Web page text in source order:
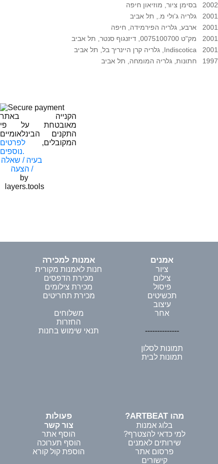
2002 בסימן ציור, מוזיאון חיפה
2001 גלריה ג'ולי מ., תל אביב
2001 ארבע, גלריה הפירמידה, חיפה
2001 מק"ט 0075100700, דיזנגוף סנטר, תל אביב
2001 Indiscotica, גלריה קרן היינריך בל, תל אביב
1997 חתונות, גלריה המומחה, תל אביב
הקנייה באתר
מאובטחת על פי
התקנים הבינלאומיים
המקובלים, לפרטים
נוספים.
בעיה / שאלה
/ הצעה
by
layers.tools
אמנים
ציור
צילום
פיסול
תכשיטים
עיצוב
אחר
--------------
תמונות לסלון
תמונות לבית
אמנות למכירה
חנות לאמנות מקורית
מכירת הדפסים
מכירת צילומים
מכירת תחריטים
משלוחים
החזרות
תנאי שימוש בחנות
מהו ARTBEAT?
בלוג אמנות
למי כדאי להצטרף?
שירותים לאמנים
פרסום אתר
קישורים
פעולות
צור קשר
הוסף אתר
הוסף תערוכה
הוספת קול קורא